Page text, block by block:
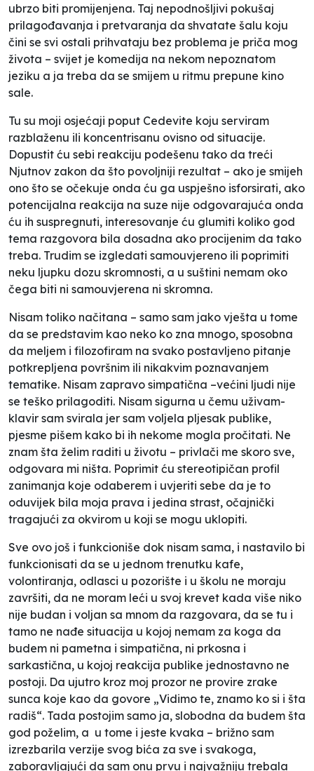
ubrzo biti promijenjena. Taj nepodnošljivi pokušaj
prilagođavanja i pretvaranja da shvatate šalu koju
čini se svi ostali prihvataju bez problema je priča mog
života – svijet je komedija na nekom nepoznatom
jeziku a ja treba da se smijem u ritmu prepune kino
sale.
Tu su moji osjećaji poput Cedevite koju serviram
razblaženu ili koncentrisanu ovisno od situacije.
Dopustit ću sebi reakciju podešenu tako da treći
Njutnov zakon da što povoljniji rezultat – ako je smijeh
ono što se očekuje onda ću ga uspješno isforsirati, ako
potencijalna reakcija na suze nije odgovarajuća onda
ću ih suspregnuti, interesovanje ću glumiti koliko god
tema razgovora bila dosadna ako procijenim da tako
treba. Trudim se izgledati samouvjereno ili poprimiti
neku ljupku dozu skromnosti, a u suštini nemam oko
čega biti ni samouvjerena ni skromna.
Nisam toliko načitana – samo sam jako vješta u tome
da se predstavim kao neko ko zna mnogo, sposobna
da meljem i filozofiram na svako postavljeno pitanje
potkrepljena površnim ili nikakvim poznavanjem
tematike. Nisam zapravo simpatična –većini ljudi nije
se teško prilagoditi. Nisam sigurna u čemu uživam-
klavir sam svirala jer sam voljela pljesak publike,
pjesme pišem kako bi ih nekome mogla pročitati. Ne
znam šta želim raditi u životu – privlači me skoro sve,
odgovara mi ništa. Poprimit ću stereotipičan profil
zanimanja koje odaberem i uvjeriti sebe da je to
oduvijek bila moja prava i jedina strast, očajnički
tragajući za okvirom u koji se mogu uklopiti.
Sve ovo još i funkcioniše dok nisam sama, i nastavilo bi
funkcionisati da se u jednom trenutku kafe,
volontiranja, odlasci u pozorište i u školu ne moraju
završiti, da ne moram leći u svoj krevet kada više niko
nije budan i voljan sa mnom da razgovara, da se tu i
tamo ne nađe situacija u kojoj nemam za koga da
budem ni pametna i simpatična, ni prkosna i
sarkastična, u kojoj reakcija publike jednostavno ne
postoji. Da ujutro kroz moj prozor ne provire zrake
sunca koje kao da govore „Vidimo te, znamo ko si i šta
radiš“. Tada postojim samo ja, slobodna da budem šta
god poželim, a u tome i jeste kvaka – brižno sam
izrezbarila verzije svog bića za sve i svakoga,
zaboravljajući da sam onu prvu i najvažniju trebala